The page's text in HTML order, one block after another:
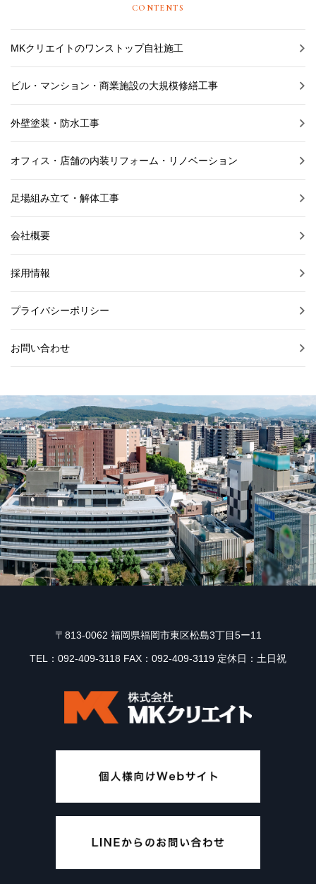
CONTENTS
MKクリエイトのワンストップ自社施工
ビル・マンション・商業施設の大規模修繕工事
外壁塗装・防水工事
オフィス・店舗の内装リフォーム・リノベーション
足場組み立て・解体工事
会社概要
採用情報
プライバシーポリシー
お問い合わせ
〒813-0062 福岡県福岡市東区松島3丁目5ー11
TEL：092-409-3118 FAX：092-409-3119 定休日：土日祝